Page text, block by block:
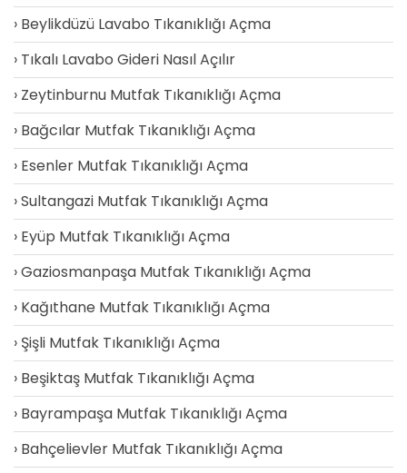
Beylikdüzü Lavabo Tıkanıklığı Açma
Tıkalı Lavabo Gideri Nasıl Açılır
Zeytinburnu Mutfak Tıkanıklığı Açma
Bağcılar Mutfak Tıkanıklığı Açma
Esenler Mutfak Tıkanıklığı Açma
Sultangazi Mutfak Tıkanıklığı Açma
Eyüp Mutfak Tıkanıklığı Açma
Gaziosmanpaşa Mutfak Tıkanıklığı Açma
Kağıthane Mutfak Tıkanıklığı Açma
Şişli Mutfak Tıkanıklığı Açma
Beşiktaş Mutfak Tıkanıklığı Açma
Bayrampaşa Mutfak Tıkanıklığı Açma
Bahçelievler Mutfak Tıkanıklığı Açma